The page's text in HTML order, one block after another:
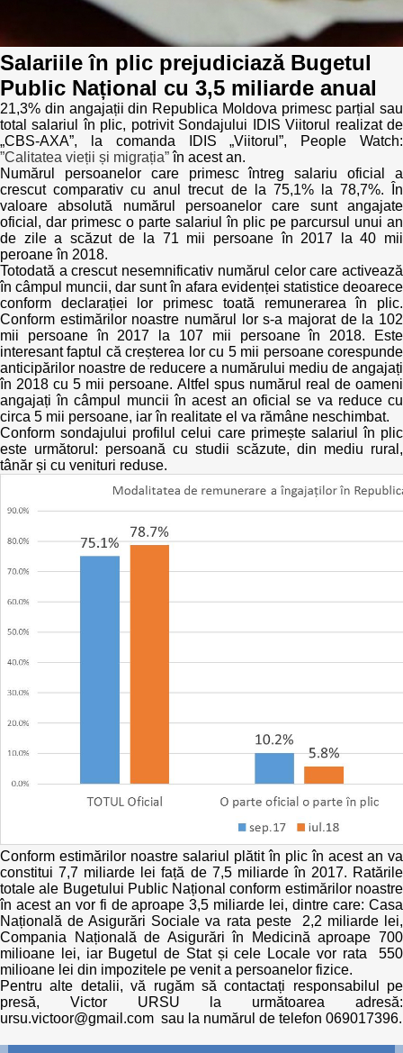
Inițiative în derulare
Inițiative desfășurate
Manual de proceduri
Note & poziții​
Organigrama IDIS
Anunțuri
Consiliul consulativ internațional IDIS
Bunele practici
Laborator sociometric
Transparența guvernării locale
People Watch
Proces democratic
Agenda Națională de Business
Puterea hibridă
15 minute de realism economic
Trend Hunter
Buletin EU-STRAT
Aplică la BUNELE PRACTICI
Transparența întreprinderilor de stat
Cele mai bune și cele mai proaste politici locale din
Democrația, independența și transparența instituțiilor
Achiziții publice
Achizițiile publice în vizorul societății civile
Salariile în plic prejudiciază Bugetul
Public Național cu 3,5 miliarde anual
21,3% din angajații din Republica Moldova primesc parțial sau
total salariul în plic, potrivit Sondajului IDIS Viitorul realizat de
„CBS-AXA”, la comanda IDIS „Viitorul”, People Watch:
”Calitatea vieții și migrația”în acest an.
Numărul persoanelor care primesc întreg salariu oficial a
crescut comparativ cu anul trecut de la 75,1% la 78,7%. În
valoare absolută numărul persoanelor care sunt angajate
oficial, dar primesc o parte salariul în plic pe parcursul unui an
de zile a scăzut de la 71 mii persoane în 2017 la 40 mii
peroane în 2018.
Totodată a crescut nesemnificativ numărul celor care activează
în câmpul muncii, dar sunt în afara evidenței statistice deoarece
conform declarației lor primesc toată remunerarea în plic.
Conform estimărilor noastre numărul lor s-a majorat de la 102
mii persoane în 2017 la 107 mii persoane în 2018. Este
interesant faptul că creșterea lor cu 5 mii persoane corespunde
anticipărilor noastre de reducere a numărului mediu de angajați
în 2018 cu 5 mii persoane. Altfel spus numărul real de oameni
angajați în câmpul muncii în acest an oficial se va reduce cu
circa 5 mii persoane, iar în realitate el va rămâne neschimbat.
Conform sondajului profilul celui care primește salariul în plic
este următorul: persoană cu studii scăzute, din mediu rural,
tânăr și cu venituri reduse.
Conform estimărilor noastre salariul plătit în plic în acest an va
constitui 7,7 miliarde lei față de 7,5 miliarde în 2017. Ratările
totale ale Bugetului Public Național conform estimărilor noastre
în acest an vor fi de aproape 3,5 miliarde lei, dintre care: Casa
Națională de Asigurări Sociale va rata peste 2,2 miliarde lei,
Compania Națională de Asigurări în Medicină aproape 700
milioane lei, iar Bugetul de Stat și cele Locale vor rata 550
milioane lei din impozitele pe venit a persoanelor fizice.
Pentru alte detalii, vă rugăm să contactați responsabilul pe
presă, Victor URSU la următoarea adresă:
ursu.victoor@gmail.com sau la numărul de telefon 069017396.